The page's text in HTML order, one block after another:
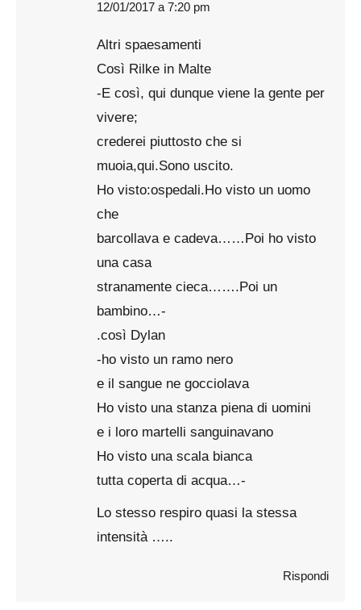
says:
12/01/2017 a 7:20 pm
Altri spaesamenti
Così Rilke in Malte
-E così, qui dunque viene la gente per
vivere;
crederei piuttosto che si
muoia,qui.Sono uscito.
Ho visto:ospedali.Ho visto un uomo
che
barcollava e cadeva……Poi ho visto
una casa
stranamente cieca…….Poi un
bambino…-
.così Dylan
-ho visto un ramo nero
e il sangue ne gocciolava
Ho visto una stanza piena di uomini
e i loro martelli sanguinavano
Ho visto una scala bianca
tutta coperta di acqua…-
Lo stesso respiro quasi la stessa
intensità …..
Rispondi